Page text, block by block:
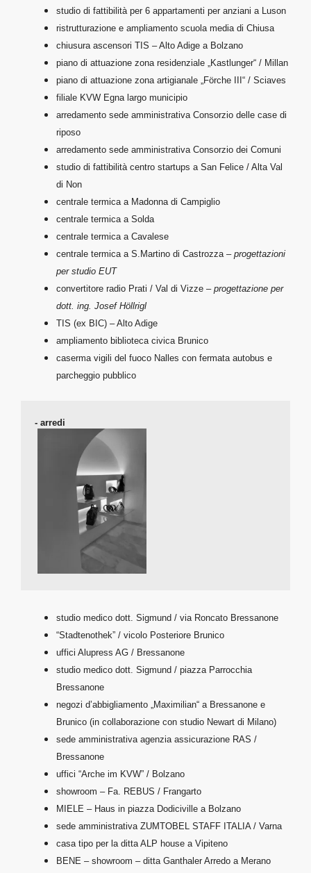
studio di fattibilità per 6 appartamenti per anziani a Luson
ristrutturazione e ampliamento scuola media di Chiusa
chiusura ascensori TIS – Alto Adige a Bolzano
piano di attuazione zona residenziale „Kastlunger“ / Millan
piano di attuazione zona artigianale „Förche III“ / Sciaves
filiale KVW Egna largo municipio
arredamento sede amministrativa Consorzio delle case di
riposo
arredamento sede amministrativa Consorzio dei Comuni
studio di fattibilità centro startups a San Felice / Alta Val
di Non
centrale termica a Madonna di Campiglio
centrale termica a Solda
centrale termica a Cavalese
centrale termica a S.Martino di Castrozza – progettazioni
per studio EUT
convertitore radio Prati / Val di Vizze – progettazione per
dott. ing. Josef Höllrigl
TIS (ex BIC) – Alto Adige
ampliamento biblioteca civica Brunico
caserma vigili del fuoco Nalles con fermata autobus e
parcheggio pubblico
- arredi
studio medico dott. Sigmund / via Roncato Bressanone
“Stadtenothek” / vicolo Posteriore Brunico
uffici Alupress AG / Bressanone
studio medico dott. Sigmund / piazza Parrocchia
Bressanone
negozi d’abbigliamento „Maximilian“ a Bressanone e
Brunico (in collaborazione con studio Newart di Milano)
sede amministrativa agenzia assicurazione RAS /
Bressanone
uffici “Arche im KVW” / Bolzano
showroom – Fa. REBUS / Frangarto
MIELE – Haus in piazza Dodiciville a Bolzano
sede amministrativa ZUMTOBEL STAFF ITALIA / Varna
casa tipo per la ditta ALP house a Vipiteno
BENE – showroom – ditta Ganthaler Arredo a Merano